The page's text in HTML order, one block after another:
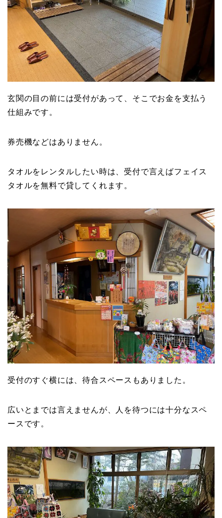
玄関の目の前には受付があって、そこでお金を支払う
仕組みです。
券売機などはありません。
タオルをレンタルしたい時は、受付で言えばフェイス
タオルを無料で貸してくれます。
受付のすぐ横には、待合スペースもありました。
広いとまでは言えませんが、人を待つには十分なスペ
ースです。